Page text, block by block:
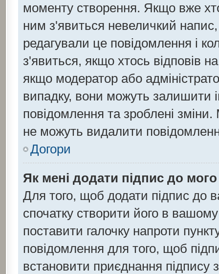
моменту створення. Якщо вже
ним з'явиться невеличкий напис,
редагували це повідомлення і
з'явиться, якщо хтось відповів
якщо модератор або
випадку, вони можуть залишити
повідомлення та зроблені
не можуть видалити
Догори
Як мені додати підпис до
Для того, щоб додати підпис до
спочатку створити його в
поставити галочку напроти
повідомлення для того, щоб
встановити приєднання